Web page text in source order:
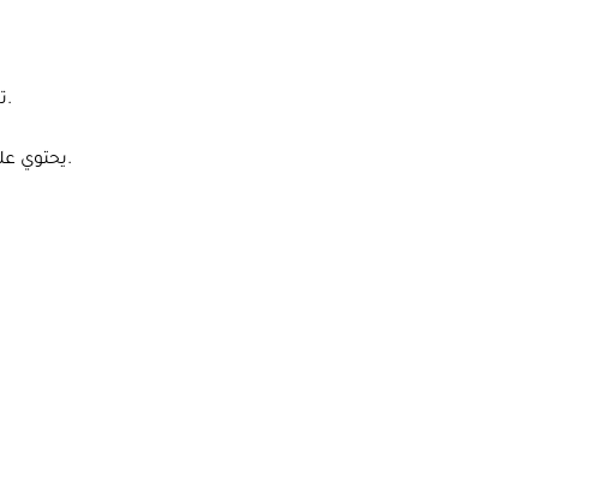
تركيبة غنية بمستخلص البابايا لتفتيح البشرة.
يحتوي على عناصر ترطيب للحفاظ على نعومة البشرة.